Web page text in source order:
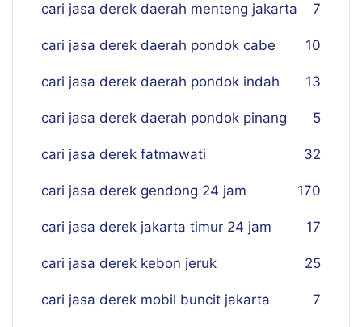
cari jasa derek daerah menteng jakarta 7
cari jasa derek daerah pondok cabe 10
cari jasa derek daerah pondok indah 13
cari jasa derek daerah pondok pinang 5
cari jasa derek fatmawati 32
cari jasa derek gendong 24 jam 170
cari jasa derek jakarta timur 24 jam 17
cari jasa derek kebon jeruk 25
cari jasa derek mobil buncit jakarta 7